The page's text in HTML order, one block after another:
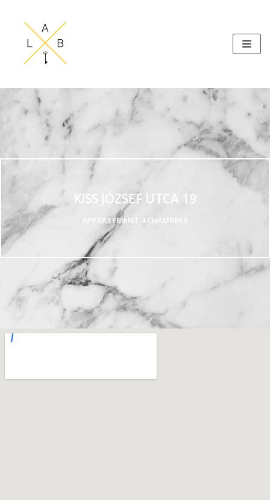
Aller
contenu
KISS JÓZSEF UTCA 19
APPARTEMENT 4 CHAMBRES